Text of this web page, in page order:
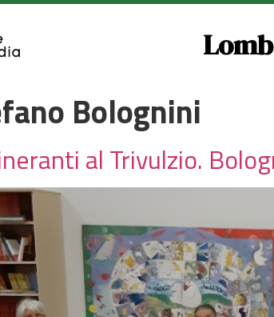
Bolognini
al Trivulzio.